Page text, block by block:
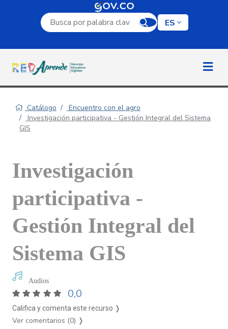
Campo de búsqueda por palabra clave
ES
Catálogo
Encuentro con el agro
Investigación participativa - Gestión Integral del Sistema
GIS
Investigación
participativa -
Gestión Integral del
Sistema GIS
Audios
0,0
Califica y comenta este recurso ❭
Ver comentarios (0) ❭